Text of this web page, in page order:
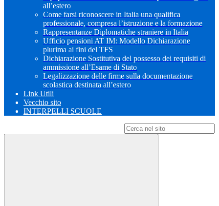
all’estero
Come farsi riconoscere in Italia una qualifica
professionale, compresa l’istruzione e la formazione
Rappresentanze Diplomatiche straniere in Italia
Ufficio pensioni AT IM: Modello Dichiarazione
plurima ai fini del TFS
Dichiarazione Sostitutiva del possesso dei requisiti di
ammissione all’Esame di Stato
Legalizzazione delle firme sulla documentazione
scolastica destinata all’estero
Link Utili
Vecchio sito
INTERPELLI SCUOLE